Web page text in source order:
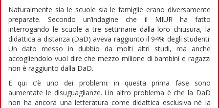
Naturalmente sia le scuole sia le famiglie erano diversamente
preparate. Secondo un’indagine che il MIUR ha fatto
interrogando le scuole a tre settimane dalla loro chiusura, la
didattica a distanza (DaD) aveva raggiunto il 94% degli studenti.
Un dato messo in dubbio da molti altri studi, ma anche
accogliendolo vuol dire che mezzo milione di bambini e ragazzi
non è raggiunto dalla DaD.
E qui c’è uno dei problemi: in questa prima fase sono
aumentate le disuguaglianze. Un altro problema è che la DaD
non ha ancora una letteratura come didattica esclusiva né la